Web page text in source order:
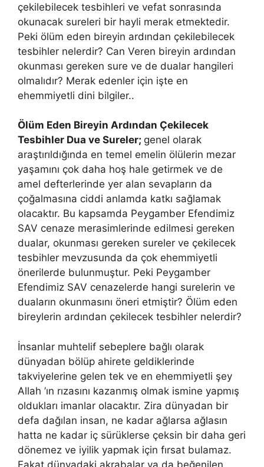
çekilebilecek tesbihleri ve vefat sonrasında
okunacak sureleri bir hayli merak etmektedir.
Peki ölüm eden bireyin ardından çekilebilecek
tesbihler nelerdir? Can Veren bireyin ardından
okunması gereken sure ve de dualar hangileri
olmalıdır? Merak edenler için işte en
ehemmiyetli dini bilgiler..
Ölüm Eden Bireyin Ardından Çekilecek
Tesbihler Dua ve Sureler; genel olarak
araştırıldığında en temel emelin ölülerin mezar
yaşamını çok daha hoş hale getirmek ve de
amel defterlerinde yer alan sevapların da
çoğalmasına ciddi anlamda katkı sağlamak
olacaktır. Bu kapsamda Peygamber Efendimiz
SAV cenaze merasimlerinde edilmesi gereken
dualar, okunması gereken sureler ve çekilecek
tesbihler mevzusunda da çok ehemmiyetli
önerilerde bulunmuştur. Peki Peygamber
Efendimiz SAV cenazelerde hangi surelerin ve
duaların okunmasını öneri etmiştir? Ölüm eden
bireylerin ardından çekilecek tesbihler nelerdir?
İnsanlar muhtelif sebeplere bağlı olarak
dünyadan bölüp ahirete geldiklerinde
takviyelerine gelen tek ve en ehemmiyetli şey
Allah ’ın rızasını kazanmış olmak ismine yapmış
oldukları imanlar olacaktır. Zira dünyadan bir
defa dağılan insan, ne kadar ağlarsa ağlasın
hatta ne kadar iç sürüklerse çeksin bir daha geri
dönemez ve iyilik yapmak için fırsat bulamaz.
Fakat dünyadaki akrabalar ya da beğenilen